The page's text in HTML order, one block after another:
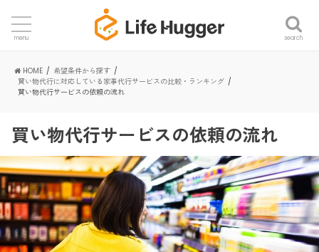
search
menu
HOME
希望条件から探す
買い物代行に対応している家事代行サービスの比較・ランキング
買い物代行サービスの依頼の流れ
買い物代行サービスの依頼の流れ